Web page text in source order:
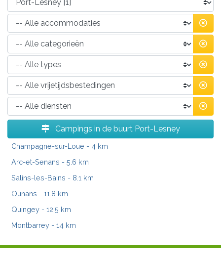
Campings in de buurt Port-Lesney
Champagne-sur-Loue - 4 km
Arc-et-Senans - 5.6 km
Salins-les-Bains - 8.1 km
Ounans - 11.8 km
Quingey - 12.5 km
Montbarrey - 14 km